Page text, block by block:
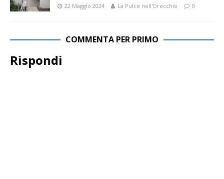
22 Maggio 2024 La Pulce nell'Orecchio 0
COMMENTA PER PRIMO
Rispondi